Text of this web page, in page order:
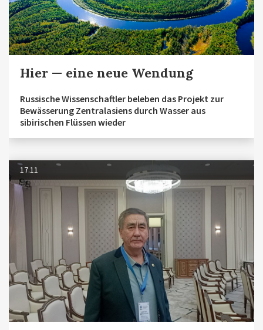
Hier — eine neue Wendung
Russische Wissenschaftler beleben das Projekt zur
Bewässerung Zentralasiens durch Wasser aus
sibirischen Flüssen wieder
17.11